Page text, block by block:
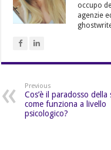
occupo
agenzie
Previous
Cos’è il paradosso della
come funziona a livello
psicologico?